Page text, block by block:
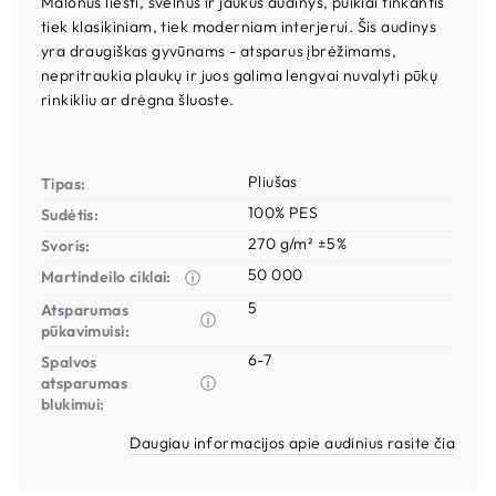
tiek klasikiniam, tiek moderniam interjerui. Šis audinys
yra draugiškas gyvūnams - atsparus įbrėžimams,
nepritraukia plaukų ir juos galima lengvai nuvalyti pūkų
rinkikliu ar drėgna šluoste.
Tipas:
Pliušas
Sudėtis:
100% PES
Svoris:
270 g/m² ±5%
Martindeilo ciklai:
ⓘ
50 000
Atsparumas
pūkavimuisi:
ⓘ
5
Spalvos
atsparumas
blukimui:
ⓘ
6-7
Daugiau informacijos apie audinius rasite čia